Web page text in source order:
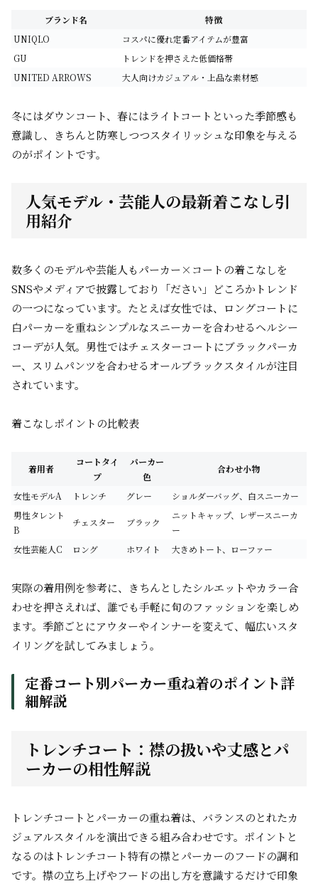
ブランド名
特徴
UNIQLO
コスパに優れ定番アイテムが豊富
GU
トレンドを押さえた低価格帯
UNITED ARROWS
大人向けカジュアル・上品な素材感
冬にはダウンコート、春にはライトコートといった季節感も
意識し、きちんと防寒しつつスタイリッシュな印象を与える
のがポイントです。
人気モデル・芸能人の最新着こなし引
用紹介
数多くのモデルや芸能人もパーカー×コートの着こなしを
SNSやメディアで披露しており「ださい」どころかトレンド
の一つになっています。たとえば女性では、ロングコートに
白パーカーを重ねシンプルなスニーカーを合わせるヘルシー
コーデが人気。男性ではチェスターコートにブラックパーカ
ー、スリムパンツを合わせるオールブラックスタイルが注目
されています。
着こなしポイントの比較表
着用者
コートタイ
プ
パーカー
色
合わせ小物
女性モデルA トレンチ グレー
ショルダーバッグ、白スニーカー
男性タレント
B
チェスター ブラック
ニットキャップ、レザースニーカ
ー
女性芸能人C
ロング ホワイト 大きめトート、ローファー
実際の着用例を参考に、きちんとしたシルエットやカラー合
わせを押さえれば、誰でも手軽に旬のファッションを楽しめ
ます。季節ごとにアウターやインナーを変えて、幅広いスタ
イリングを試してみましょう。
定番コート別パーカー重ね着のポイント詳
細解説
トレンチコート：襟の扱いや丈感とパ
ーカーの相性解説
トレンチコートとパーカーの重ね着は、バランスのとれたカ
ジュアルスタイルを演出できる組み合わせです。ポイントと
なるのはトレンチコート特有の襟とパーカーのフードの調和
です。襟の立ち上げやフードの出し方を意識するだけで印象